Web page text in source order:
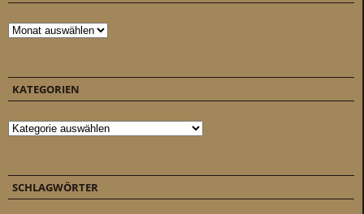
Archiv
KATEGORIEN
Kategorien
SCHLAGWÖRTER